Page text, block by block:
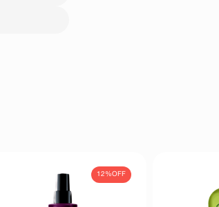
12%OFF